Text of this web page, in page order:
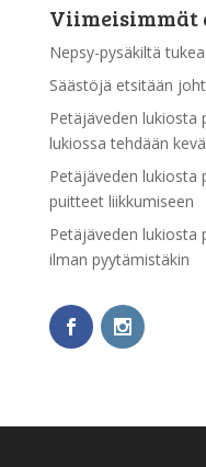
Nepsy-pysäkiltä
Säästöjä etsitään
Petäjäveden lukiosta
lukiossa tehdään
Petäjäveden lukiosta
puitteet liikkumiseen
Petäjäveden lukiosta
ilman pyytämistäkin